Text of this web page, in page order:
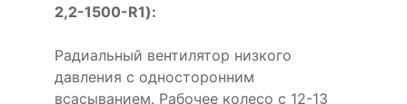
2,2-1500-R1):
Радиальный вентилятор низкого
давления с односторонним
всасыванием. Рабочее колесо с 12-13